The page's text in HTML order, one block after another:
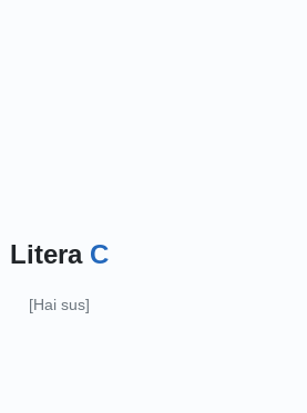
Litera C
[Hai sus]